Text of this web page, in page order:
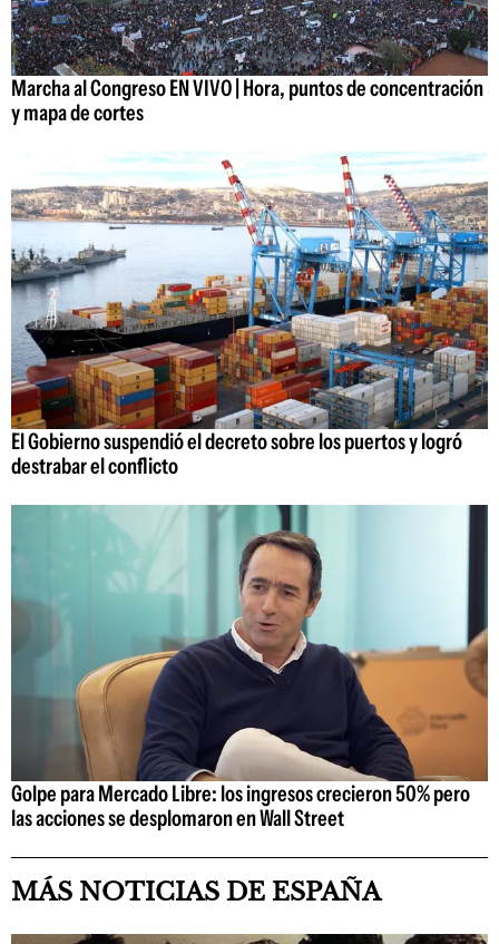
Marcha al Congreso EN VIVO | Hora, puntos de concentración
y mapa de cortes
El Gobierno suspendió el decreto sobre los puertos y logró
destrabar el conflicto
Golpe para Mercado Libre: los ingresos crecieron 50% pero
las acciones se desplomaron en Wall Street
MÁS NOTICIAS DE ESPAÑA